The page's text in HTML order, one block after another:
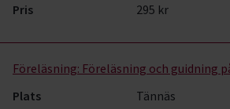
Pris
295 kr
Föreläsning: Föreläsning och guidning
Plats
Tännäs